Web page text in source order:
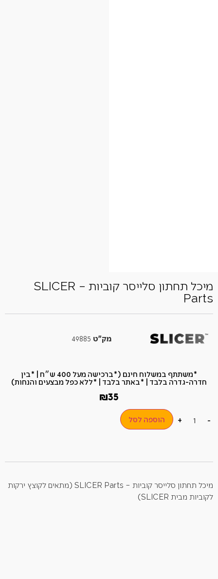
מיכל תחתון סלייסר קוביות – SLICER
Parts
מק"ט
*משתתף במשלוח חינם (*ברכישה מעל 400 ש״ח​ | *בין
חדרה-גדרה בלבד | *באתר בלבד | *ללא כפל מבצעים והנחות)
₪35
-
+ הוספה לסל
מיכל תחתון סלייסר קוביות – SLICER Parts (מתאים לקוצץ ירקות
לקוביות מבית SLICER)